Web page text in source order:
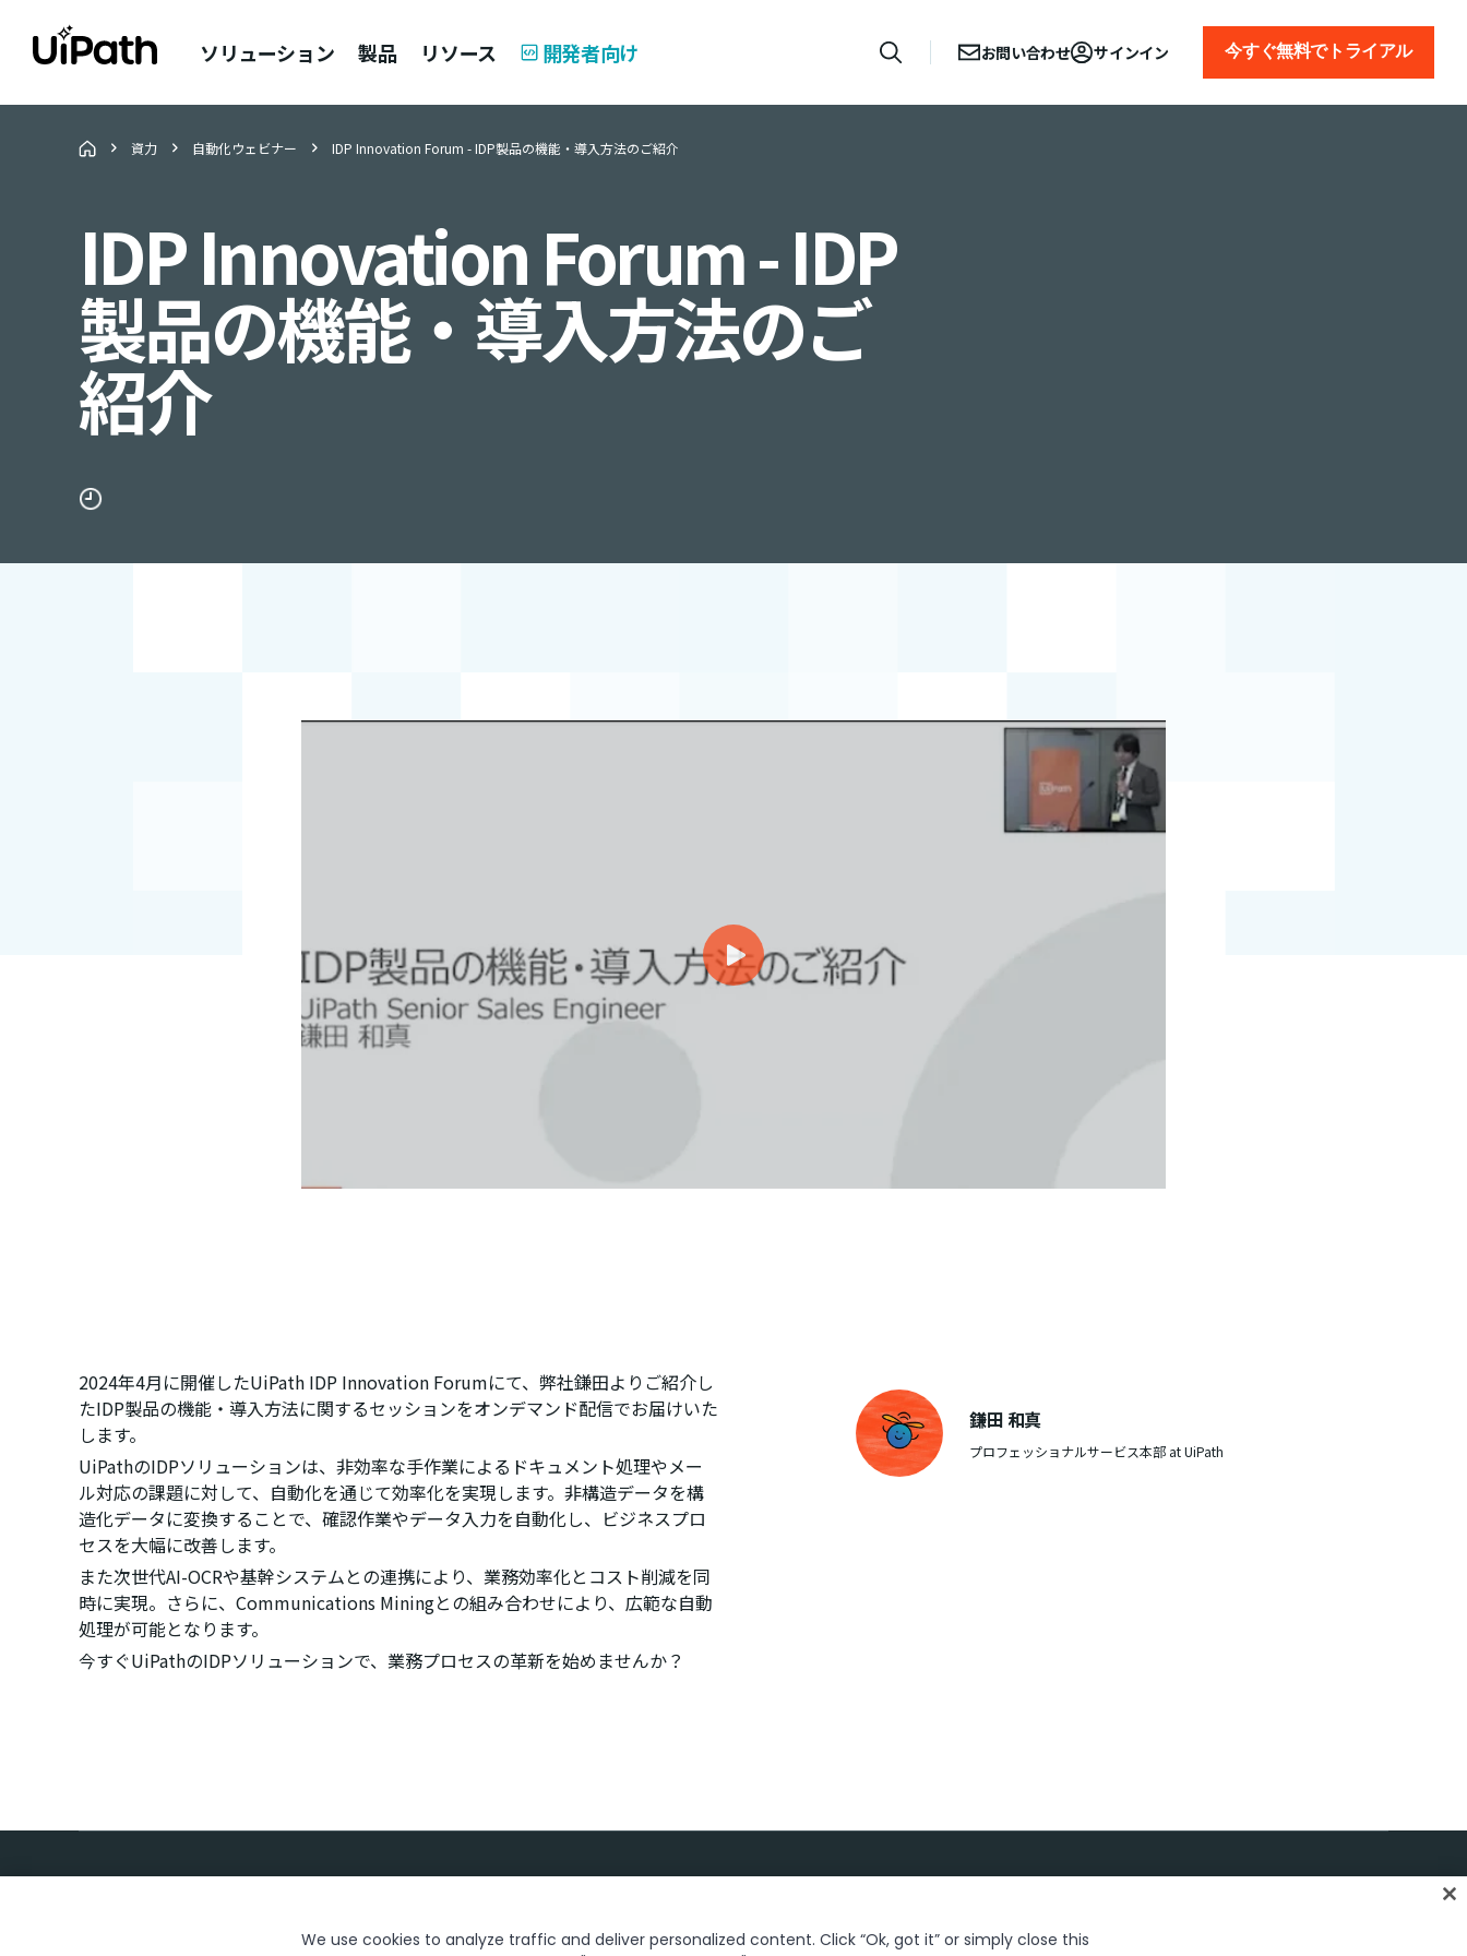
ソリューション 製品 リソース 開発者向け お問い合わせ サインイン 今すぐ無料でトライアル
資力 自動化ウェビナー IDP Innovation Forum - IDP製品の機能・導入方法のご紹介
IDP Innovation Forum - IDP
製品の機能・導入方法のご
紹介
2024年4月に開催したUiPath IDP Innovation Forumにて、弊社鎌田よりご紹介し
たIDP製品の機能・導入方法に関するセッションをオンデマンド配信でお届けいた
します。
UiPathのIDPソリューションは、非効率な手作業によるドキュメント処理やメー
ル対応の課題に対して、自動化を通じて効率化を実現します。非構造データを構
造化データに変換することで、確認作業やデータ入力を自動化し、ビジネスプロ
セスを大幅に改善します。
また次世代AI-OCRや基幹システムとの連携により、業務効率化とコスト削減を同
時に実現。さらに、Communications Miningとの組み合わせにより、広範な自動
処理が可能となります。
今すぐUiPathのIDPソリューションで、業務プロセスの革新を始めませんか？
鎌田 和真
プロフェッショナルサービス本部 at UiPath
We use cookies to analyze traffic and deliver personalized content. Click “Ok, got it” or simply close this